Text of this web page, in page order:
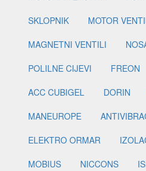
SKLOPNIK
MOTOR
MAGNETNI VENTILI
POLILNE CIJEVI
FREON
ACC CUBIGEL
DORIN
MANEUROPE
ELEKTRO ORMAR
MOBIUS
NICCONS